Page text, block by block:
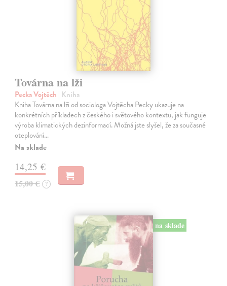
Továrna na lži
Pecka Vojtěch | Kniha
Kniha Továrna na lži od sociologa Vojtěcha Pecky ukazuje na
konkrétních příkladech z českého i světového kontextu, jak funguje
výroba klimatických dezinformací. Možná jste slyšel, že za současné
oteplování…
Na sklade
14,25 €
15,00 € ?
na sklade